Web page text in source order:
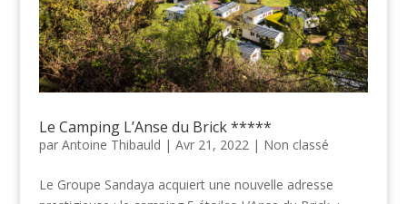
Le Camping L’Anse du Brick *****
par Antoine Thibauld | Avr 21, 2022| Non classé
Le Groupe Sandaya acquiert une nouvelle adresse